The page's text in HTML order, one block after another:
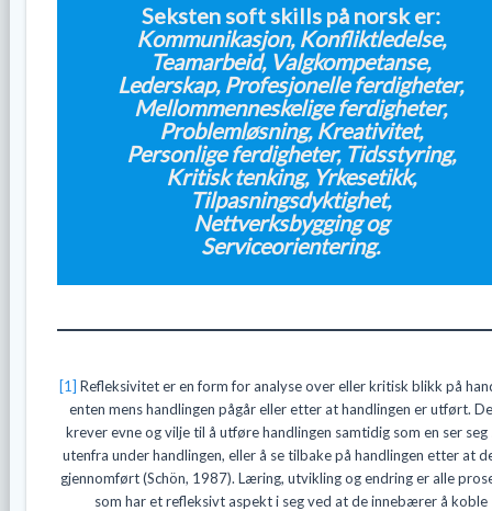
Seksten soft skills på norsk er:
Kommunikasjon, Konfliktledelse,
Teamarbeid, Valgkompetanse,
Lederskap, Profesjonelle ferdigheter,
Mellommenneskelige ferdigheter,
Problemløsning, Kreativitet,
Personlige ferdigheter, Tidsstyring,
Kritisk tenking, Yrkesetikk,
Tilpasningsdyktighet,
Nettverksbygging og
Serviceorientering.
[1] Refleksivitet er en form for analyse over eller kritisk blikk på
enten mens handlingen pågår eller etter at handlingen er utført.
krever evne og vilje til å utføre handlingen samtidig som en ser seg
utenfra under handlingen, eller å se tilbake på handlingen etter at
gjennomført (Schön, 1987). Læring, utvikling og endring er alle
som har et refleksivt aspekt i seg ved at de innebærer å koble